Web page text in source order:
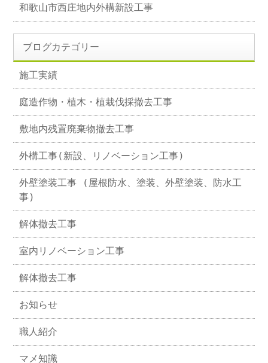
和歌山市西庄地内外構新設工事
ブログカテゴリー
施工実績
庭造作物・植木・植栽伐採撤去工事
敷地内残置廃棄物撤去工事
外構工事(新設、リノベーション工事)
外壁塗装工事 (屋根防水、塗装、外壁塗装、防水工
事)
解体撤去工事
室内リノベーション工事
解体撤去工事
お知らせ
職人紹介
マメ知識